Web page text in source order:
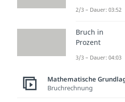
in der
sehr wichtig.
können wir
Mächtigkeit
beschreiben,
sie enthält.
2/3 – Dauer: 03:52
Bruch in
Prozent
3/3 – Dauer: 04:03
Mathematische
Bruchrechnung